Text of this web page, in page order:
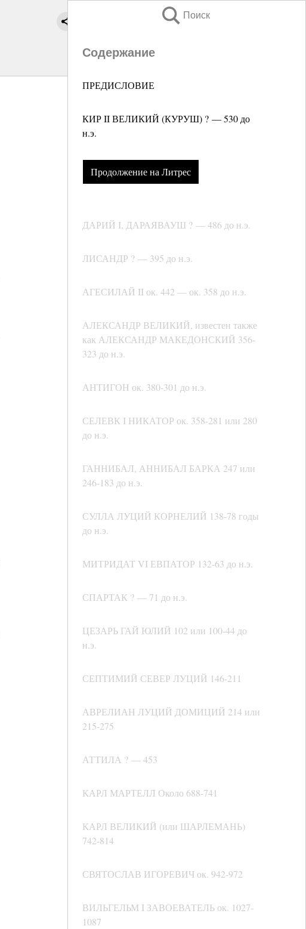
Поиск
Содержание
ПРЕДИСЛОВИЕ
КИР II ВЕЛИКИЙ (КУРУШ) ? — 530 до
н.э.
Продолжение на Литрес
ДАРИЙ I, ДАРАЯВАУШ ? — 486 до н.э.
ЛИСАНДР ? — 395 до н.э.
АГЕСИЛАЙ II ок. 442 — ок. 358 до н.э.
АЛЕКСАНДР ВЕЛИКИЙ, известен также
как АЛЕКСАНДР МАКЕДОНСКИЙ 356-
323 до н.э.
АНТИГОН ок. 380-301 до н.э.
СЕЛЕВК I НИКАТОР ок. 358-281 или 280
до н.э.
ГАННИБАЛ, АННИБАЛ БАРКА 247 или
246-183 до н.э.
СУЛЛА ЛУЦИЙ КОРНЕЛИЙ 138-78 годы
до н.э.
МИТРИДАТ VI ЕВПАТОР 132-63 до н.э.
СПАРТАК ? — 71 до н.э.
ЦЕЗАРЬ ГАЙ ЮЛИЙ 102 или 100-44 до
н.э.
СЕПТИМИЙ СЕВЕР ЛУЦИЙ 146-211
АВРЕЛИАН ЛУЦИЙ ДОМИЦИЙ 214 или
215-275
АТТИЛА ? — 453
КАРЛ МАРТЕЛЛ Около 688-741
КАРЛ ВЕЛИКИЙ (или ШАРЛЕМАНЬ)
742-814
СВЯТОСЛАВ ИГОРЕВИЧ ок. 942-972
ВИЛЬГЕЛЬМ I ЗАВОЕВАТЕЛЬ ок. 1027-
1087